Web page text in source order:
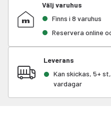
Välj varuhus
Finns i 8 varuhus
Reservera online
Leverans
Kan skickas, 5+
vardagar